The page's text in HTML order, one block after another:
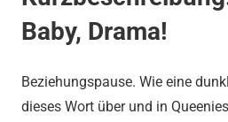
Baby, Drama!
Beziehungspause. Wie eine
dieses Wort über und in